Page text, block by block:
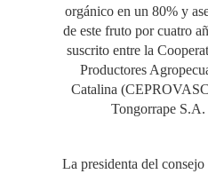
orgánico en un 80% y
de este fruto por cuatro
suscrito entre la
Productores
Catalina
Tongorrape
La presidenta del